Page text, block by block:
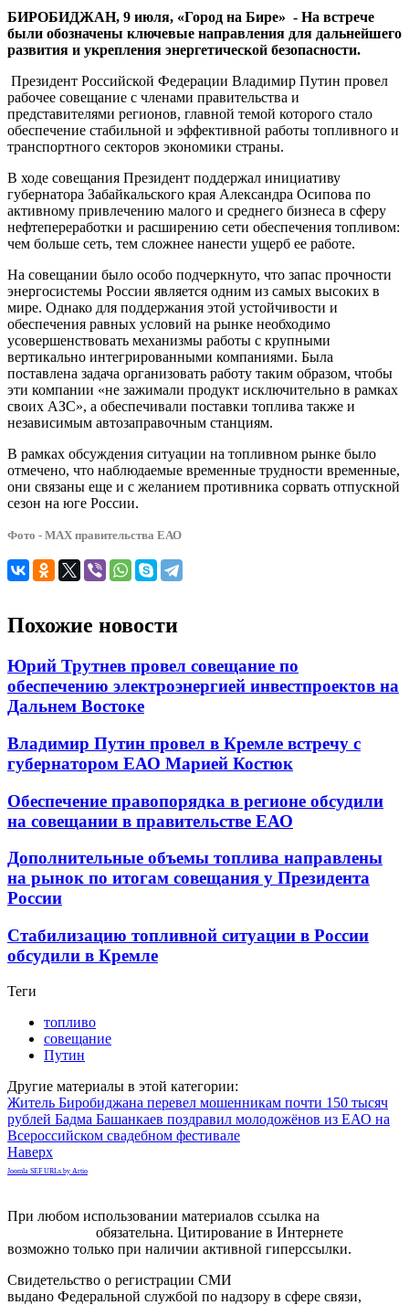
экономики
БИРОБИДЖАН, 9 июля, «Город на Бире» - На встрече
были обозначены ключевые направления для дальнейшего
развития и укрепления энергетической безопасности.
Президент Российской Федерации Владимир Путин провел
рабочее совещание с членами правительства и
представителями регионов, главной темой которого стало
обеспечение стабильной и эффективной работы топливного и
транспортного секторов экономики страны.
В ходе совещания Президент поддержал инициативу
губернатора Забайкальского края Александра Осипова по
активному привлечению малого и среднего бизнеса в сферу
нефтепереработки и расширению сети обеспечения топливом:
чем больше сеть, тем сложнее нанести ущерб ее работе.
На совещании было особо подчеркнуто, что запас прочности
энергосистемы России является одним из самых высоких в
мире. Однако для поддержания этой устойчивости и
обеспечения равных условий на рынке необходимо
усовершенствовать механизмы работы с крупными
вертикально интегрированными компаниями. Была
поставлена задача организовать работу таким образом, чтобы
эти компании «не зажимали продукт исключительно в рамках
своих АЗС», а обеспечивали поставки топлива также и
независимым автозаправочным станциям.
В рамках обсуждения ситуации на топливном рынке было
отмечено, что наблюдаемые временные трудности временные,
они связаны еще и с желанием противника сорвать отпускной
сезон на юге России.
Фото - МАХ правительства ЕАО
Похожие новости
Юрий Трутнев провел совещание по
обеспечению электроэнергией инвестпроектов на
Дальнем Востоке
Владимир Путин провел в Кремле встречу с
губернатором ЕАО Марией Костюк
Обеспечение правопорядка в регионе обсудили
на совещании в правительстве ЕАО
Дополнительные объемы топлива направлены
на рынок по итогам совещания у Президента
России
Стабилизацию топливной ситуации в России
обсудили в Кремле
Теги
топливо
совещание
Путин
Другие материалы в этой категории:
Житель Биробиджана перевел мошенникам почти 150 тысяч
рублей Бадма Башанкаев поздравил молодожёнов из ЕАО на
Всероссийском свадебном фестивале
Наверх
Joomla SEF URLs by Artio
При любом использовании материалов ссылка на
обязательна. Цитирование в Интернете
возможно только при наличии активной гиперссылки.
Свидетельство о регистрации СМИ
выдано Федеральной службой по надзору в сфере связи,